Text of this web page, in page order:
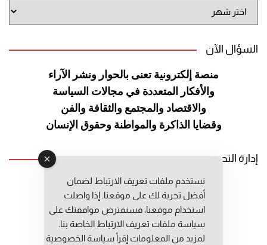
الموقع
السؤال الآن
منصة إلكترونية تعنى بالحوار ونشر الآراء
والأفكار المتعددة في مجالات السياسة
والاقتصاد والمجتمع والثقافة والفن
وقضايا الذاكرة والمواطنة وحقوق الإنسان
إدارة التحرير
رئيس التحرير: عبد الرحيم التوراني
رئيس التحرير المساعد: المعطي قبال
مديرة التحرير: فاطمة حوحو
نستخدم ملفات تعريف الارتباط لضمان
أفضل تجربة لك على موقعنا. إذا واصلت
استخدام موقعنا، فسنفترض موافقتك على
سياسة ملفات تعريف الارتباط الخاصة بنا.
لمزيد من المعلومات إقرأ سياسة الخصوصية